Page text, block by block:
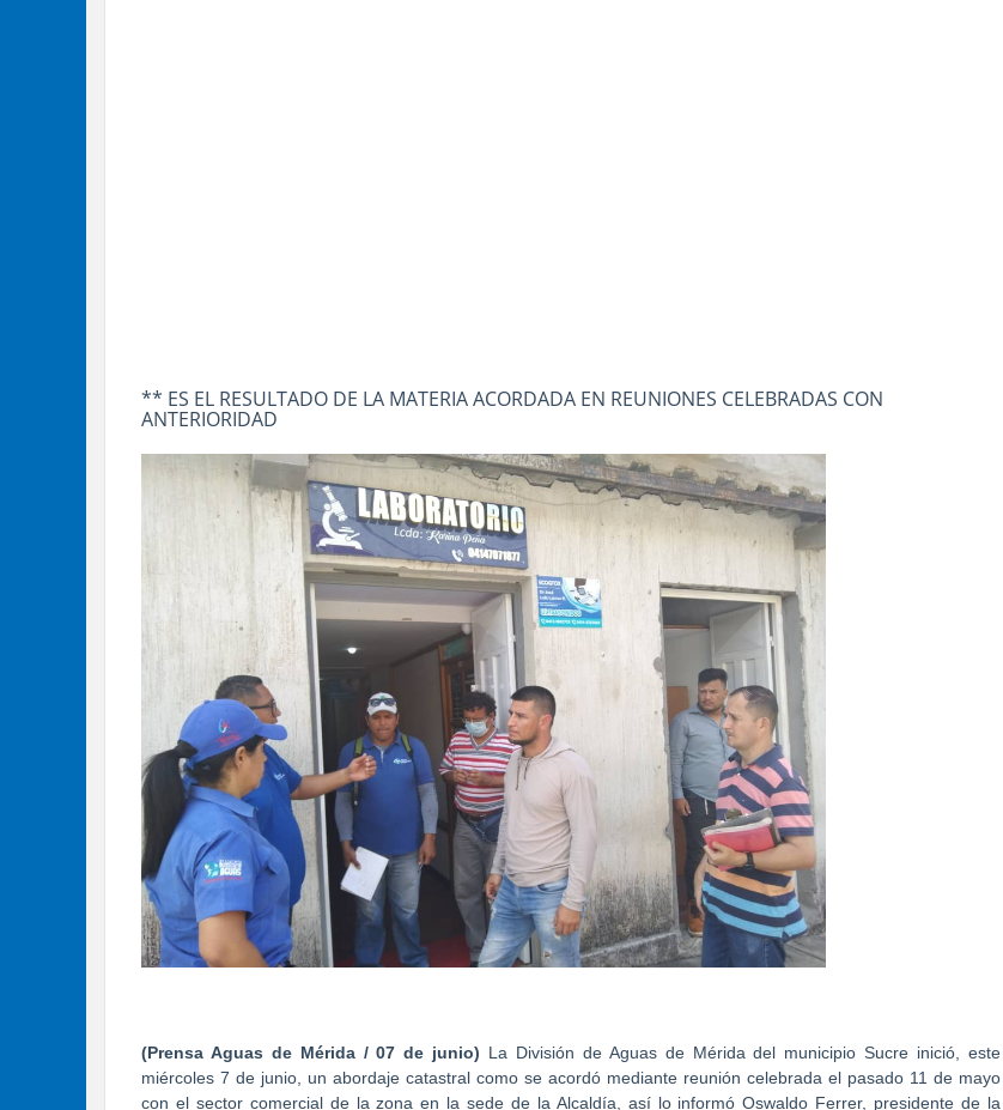
** ES EL RESULTADO DE LA MATERIA ACORDADA EN REUNIONES CELEBRADAS CON
ANTERIORIDAD
(Prensa Aguas de Mérida / 07 de junio) La División de Aguas de Mérida del municipio Sucre inició, este
miércoles 7 de junio, un abordaje catastral como se acordó mediante reunión celebrada el pasado 11 de mayo
con el sector comercial de la zona en la sede de la Alcaldía, así lo informó Oswaldo Ferrer, presidente de la